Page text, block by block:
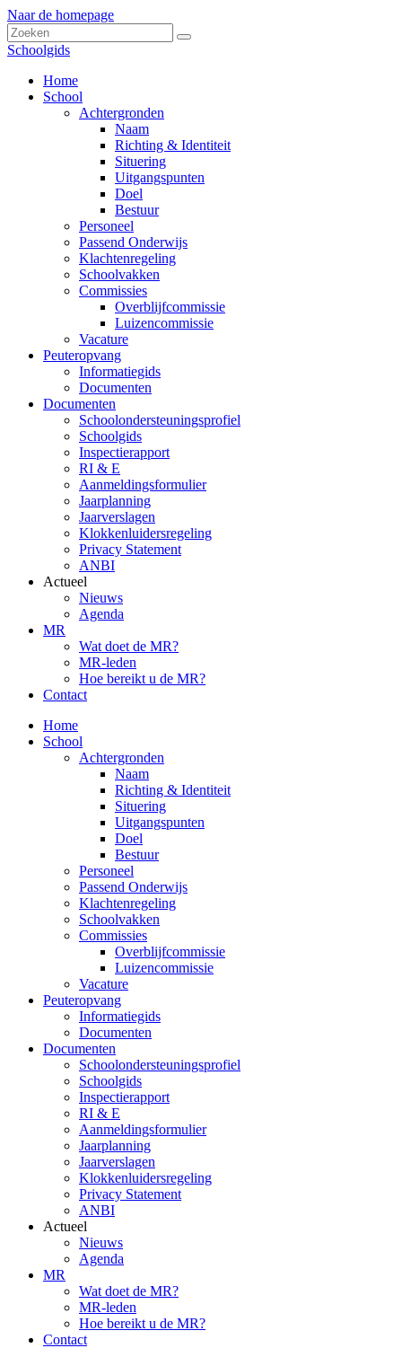
Naar de homepage
Schoolgids
Home
School
Achtergronden
Naam
Richting & Identiteit
Situering
Uitgangspunten
Doel
Bestuur
Personeel
Passend Onderwijs
Klachtenregeling
Schoolvakken
Commissies
Overblijfcommissie
Luizencommissie
Vacature
Peuteropvang
Informatiegids
Documenten
Documenten
Schoolondersteuningsprofiel
Schoolgids
Inspectierapport
RI & E
Aanmeldingsformulier
Jaarplanning
Jaarverslagen
Klokkenluidersregeling
Privacy Statement
ANBI
Actueel
Nieuws
Agenda
MR
Wat doet de MR?
MR-leden
Hoe bereikt u de MR?
Contact
Home
School
Achtergronden
Naam
Richting & Identiteit
Situering
Uitgangspunten
Doel
Bestuur
Personeel
Passend Onderwijs
Klachtenregeling
Schoolvakken
Commissies
Overblijfcommissie
Luizencommissie
Vacature
Peuteropvang
Informatiegids
Documenten
Documenten
Schoolondersteuningsprofiel
Schoolgids
Inspectierapport
RI & E
Aanmeldingsformulier
Jaarplanning
Jaarverslagen
Klokkenluidersregeling
Privacy Statement
ANBI
Actueel
Nieuws
Agenda
MR
Wat doet de MR?
MR-leden
Hoe bereikt u de MR?
Contact